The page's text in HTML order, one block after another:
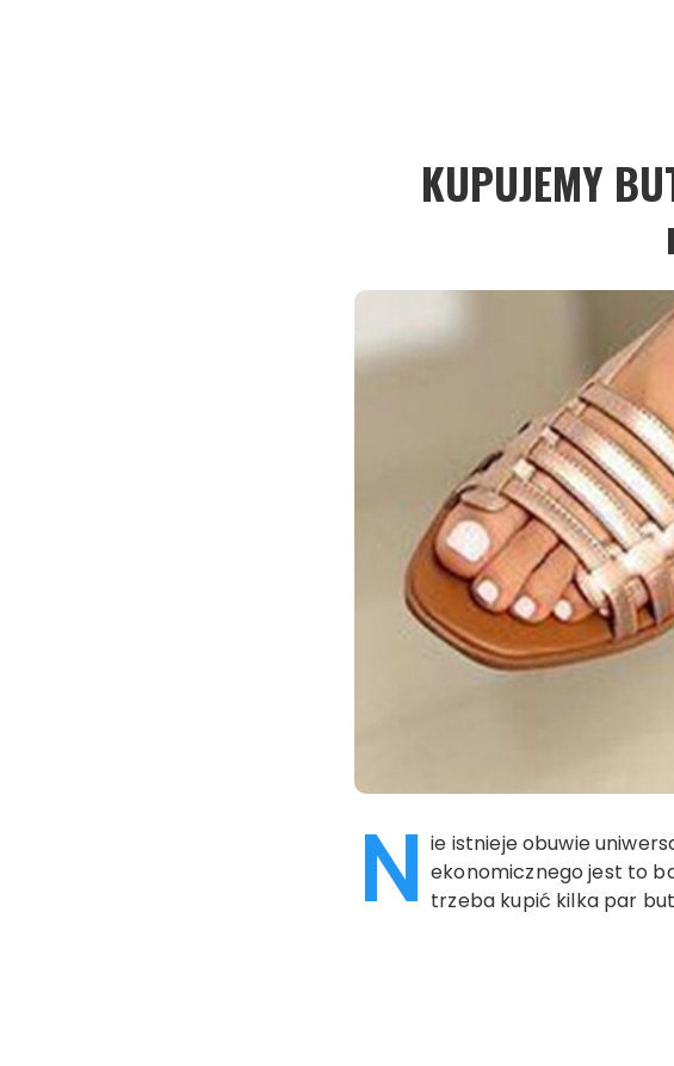
KUPUJEMY
N ie istnieje obuwie
ekonomicznego jest to
trzeba kupić kilka par